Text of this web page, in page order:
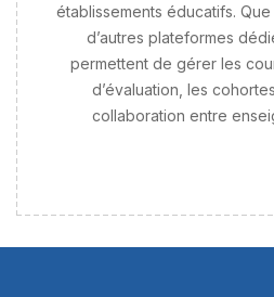
établissements éducatifs.
d’autres plateformes
permettent de gérer les
d’évaluation, les
collaboration entre